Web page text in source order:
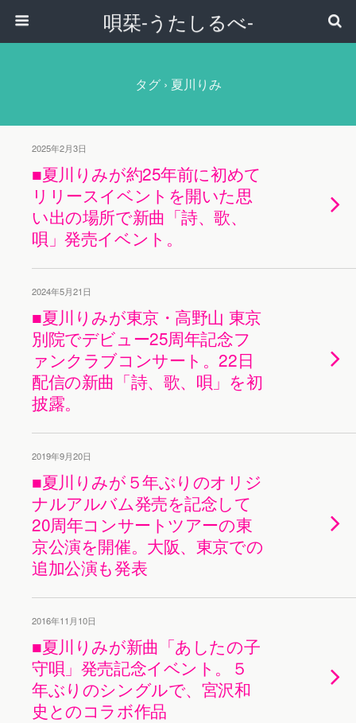
唄栞-うたしるべ-
タグ › 夏川りみ
2025年2月3日
■夏川りみが約25年前に初めて
リリースイベントを開いた思
い出の場所で新曲「詩、歌、
唄」発売イベント。
2024年5月21日
■夏川りみが東京・高野山 東京
別院でデビュー25周年記念フ
ァンクラブコンサート。22日
配信の新曲「詩、歌、唄」を初
披露。
2019年9月20日
■夏川りみが５年ぶりのオリジ
ナルアルバム発売を記念して
20周年コンサートツアーの東
京公演を開催。大阪、東京での
追加公演も発表
2016年11月10日
■夏川りみが新曲「あしたの子
守唄」発売記念イベント。５
年ぶりのシングルで、宮沢和
史とのコラボ作品